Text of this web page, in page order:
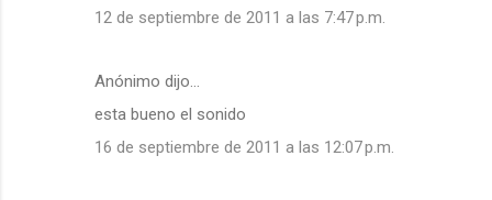
12 de septiembre de 2011 a las 7:47 p.m.
Anónimo dijo…
esta bueno el sonido
16 de septiembre de 2011 a las 12:07 p.m.